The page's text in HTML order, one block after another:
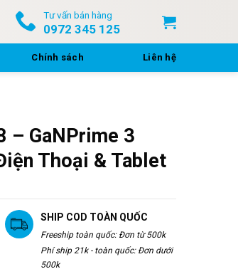
Tư vấn bán hàng
0972 345 125
Chính sách Liên hệ
– GaNPrime 3
Thoại & Tablet
SHIP COD TOÀN QUỐC
Freeship toàn quốc: Đơn từ 500k
Phí ship 21k - toàn quốc: Đơn dưới
500k